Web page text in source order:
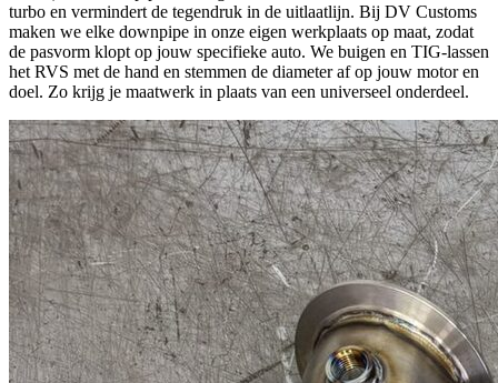
turbo en vermindert de tegendruk in de uitlaatlijn. Bij DV Customs
maken we elke downpipe in onze eigen werkplaats op maat, zodat
de pasvorm klopt op jouw specifieke auto. We buigen en TIG-lassen
het RVS met de hand en stemmen de diameter af op jouw motor en
doel. Zo krijg je maatwerk in plaats van een universeel onderdeel.